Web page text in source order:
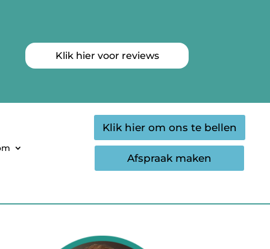
Klik hier voor reviews
Klik hier om ons te bellen
Afspraak maken